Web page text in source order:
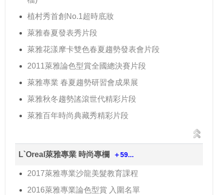
植村秀首創No.1超時底妝
萊雅春夏發表秀片段
萊雅花漾摩卡雙色春夏趨勢發表會片段
2011萊雅論色型賞全國總決賽片段
萊雅專業 春夏趨勢研習會成果展
萊雅秋冬趨勢謠滾世代精彩片段
萊雅百年時尚典藏秀精彩片段
L`Oreal萊雅專業 時尚專欄 ＋59...
2017萊雅專業沙龍美髮教育課程
2016萊雅專業論色型賞 入圍名單